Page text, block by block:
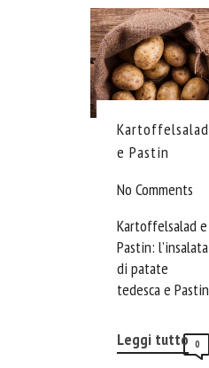
Kartoffelsalad
e Pastin
No Comments
Kartoffelsalad e
Pastin: l’insalata
di patate
tedesca e Pastin
Leggi tutto 0